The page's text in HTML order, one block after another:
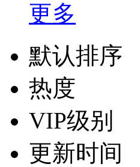
更多
默认排序
热度
VIP级别
更新时间